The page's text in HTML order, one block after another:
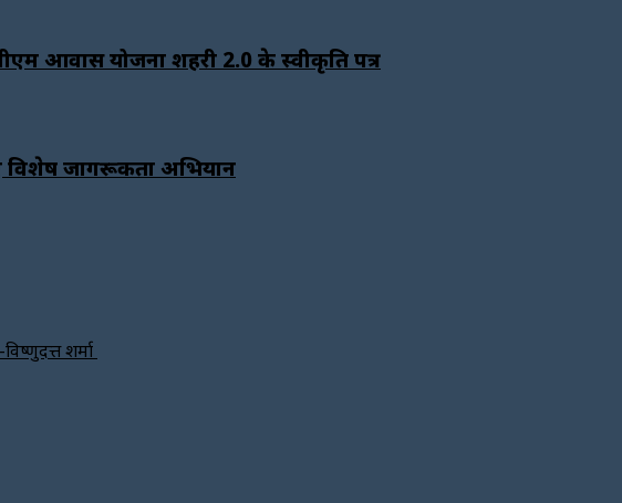
आवास योजना शहरी 2.0 के स्वीकृति पत्र
विशेष जागरूकता अभियान
शर्मा